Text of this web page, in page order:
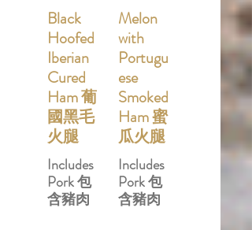
Black
Hoofed
Iberian
Cured
Ham 葡
國黑毛
火腿
Includes
Pork 包
含豬肉
Melon
with
Portugu
ese
Smoked
Ham 蜜
瓜火腿
Includes
Pork 包
含豬肉